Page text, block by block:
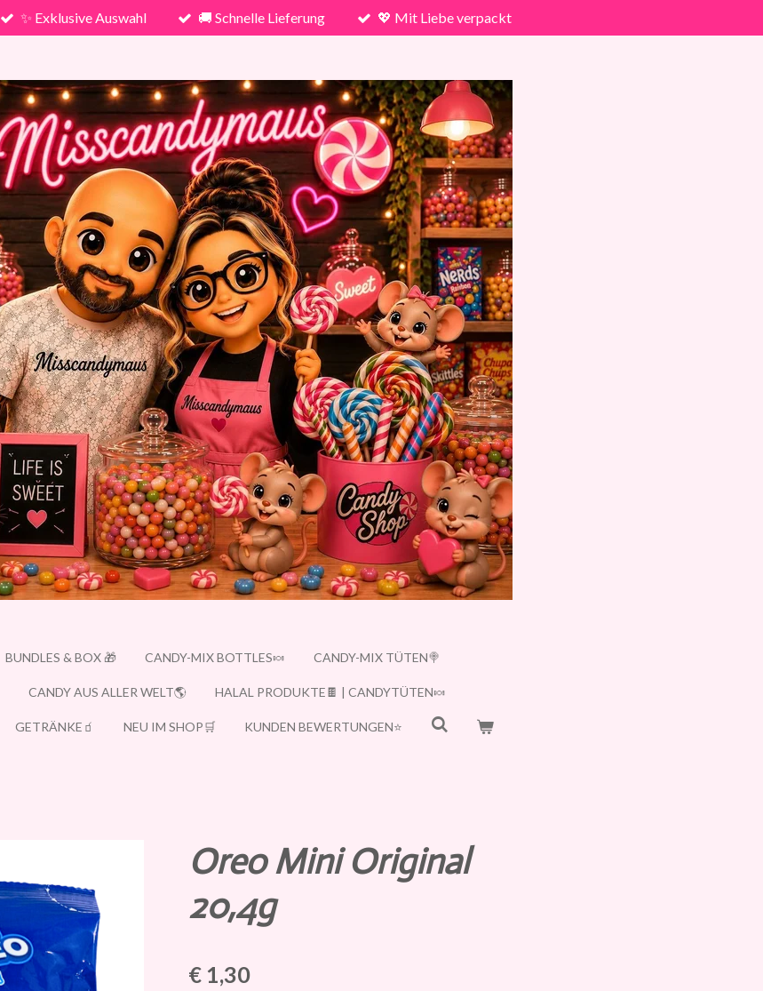
✨ Exklusive Auswahl 🚚 Schnelle Lieferung 💖 Mit Liebe verpackt
BUNDLES & BOX 🎁 CANDY-MIX BOTTLES🍬 CANDY-MIX TÜTEN🍭
CANDY AUS ALLER WELT🌎 HALAL PRODUKTE🍫 | CANDYTÜTEN🍬
GETRÄNKE🧃 NEU IM SHOP🛒 KUNDEN BEWERTUNGEN⭐️
Oreo Mini Original
20,4g
€ 1,30